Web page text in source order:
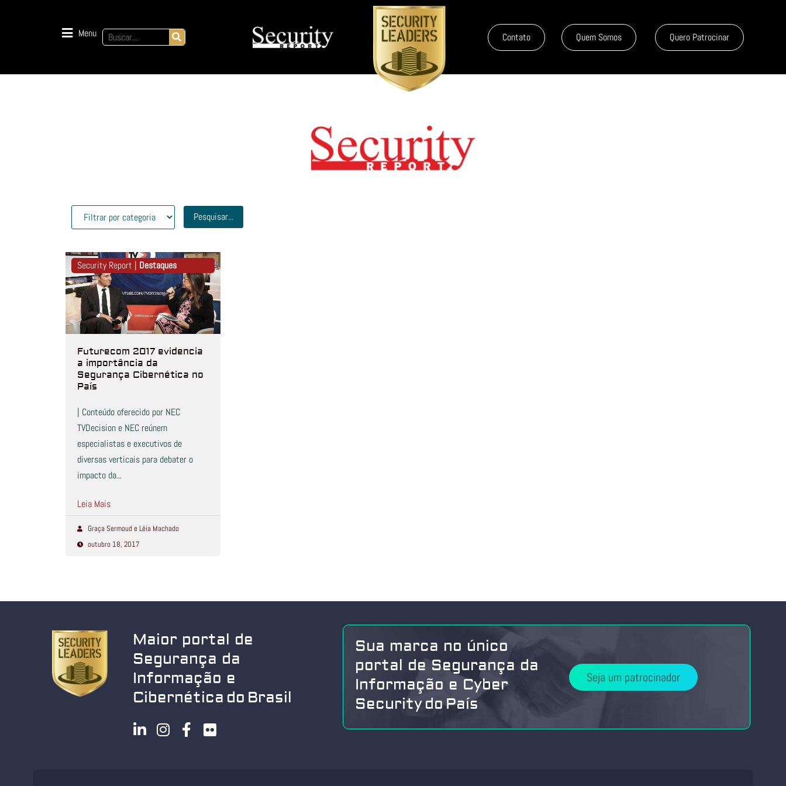
Menu Contato Quem Somos Quero Patrocinar
Pesquisar...
Security Report | Destaques
Futurecom 2017 evidencia
a importância da
Segurança Cibernética no
País
| Conteúdo oferecido por NEC
TVDecision e NEC reúnem
especialistas e executivos de
diversas verticais para debater o
impacto da...
Leia Mais
Graça Sermoud e Léia Machado
outubro 18, 2017
Maior portal de
Segurança da
Informação e
Cibernética do Brasil
Sua marca no único
portal de Segurança da
Informação e Cyber
Security do País
Seja um patrocinador